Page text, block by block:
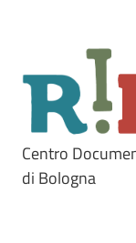
Centro
di Bologna